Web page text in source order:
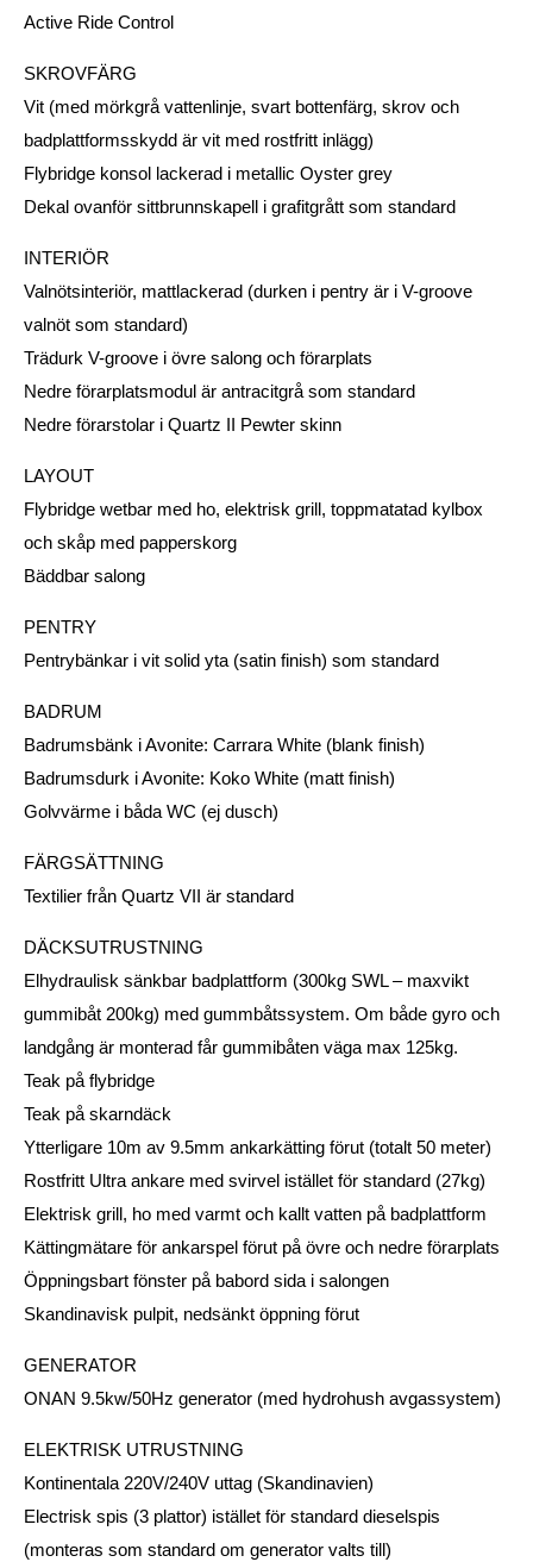
Active Ride Control
SKROVFÄRG
Vit (med mörkgrå vattenlinje, svart bottenfärg, skrov och
badplattformsskydd är vit med rostfritt inlägg)
Flybridge konsol lackerad i metallic Oyster grey
Dekal ovanför sittbrunnskapell i grafitgrått som standard
INTERIÖR
Valnötsinteriör, mattlackerad (durken i pentry är i V-groove
valnöt som standard)
Trädurk V-groove i övre salong och förarplats
Nedre förarplatsmodul är antracitgrå som standard
Nedre förarstolar i Quartz II Pewter skinn
LAYOUT
Flybridge wetbar med ho, elektrisk grill, toppmatatad kylbox
och skåp med papperskorg
Bäddbar salong
PENTRY
Pentrybänkar i vit solid yta (satin finish) som standard
BADRUM
Badrumsbänk i Avonite: Carrara White (blank finish)
Badrumsdurk i Avonite: Koko White (matt finish)
Golvvärme i båda WC (ej dusch)
FÄRGSÄTTNING
Textilier från Quartz VII är standard
DÄCKSUTRUSTNING
Elhydraulisk sänkbar badplattform (300kg SWL – maxvikt
gummibåt 200kg) med gummbåtssystem. Om både gyro och
landgång är monterad får gummibåten väga max 125kg.
Teak på flybridge
Teak på skarndäck
Ytterligare 10m av 9.5mm ankarkätting förut (totalt 50 meter)
Rostfritt Ultra ankare med svirvel istället för standard (27kg)
Elektrisk grill, ho med varmt och kallt vatten på badplattform
Kättingmätare för ankarspel förut på övre och nedre förarplats
Öppningsbart fönster på babord sida i salongen
Skandinavisk pulpit, nedsänkt öppning förut
GENERATOR
ONAN 9.5kw/50Hz generator (med hydrohush avgassystem)
ELEKTRISK UTRUSTNING
Kontinentala 220V/240V uttag (Skandinavien)
Electrisk spis (3 plattor) istället för standard dieselspis
(monteras som standard om generator valts till)